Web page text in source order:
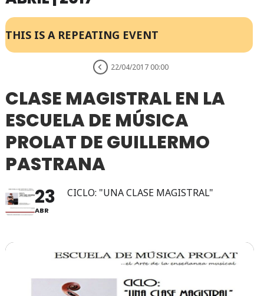
THIS IS A REPEATING EVENT
22/04/2017 00:00
CLASE MAGISTRAL EN LA
ESCUELA DE MÚSICA
PROLAT DE GUILLERMO
PASTRANA
23
ABR
CICLO: "UNA CLASE MAGISTRAL"